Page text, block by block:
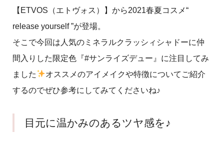
【ETVOS（エトヴォス）】から2021春夏コスメ“
release yourself ”が登場。
そこで今回は人気のミネラルクラッシィシャドーに仲
間入りした限定色『#サンライズデュー』に注目してみ
ました
オススメのアイメイクや特徴についてご紹介
するのでぜひ参考にしてみてくださいね♪
目元に温かみのあるツヤ感を♪